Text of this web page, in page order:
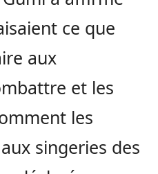
ce que
aux
et les
les
singeries des